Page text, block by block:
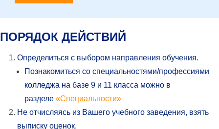
ПОРЯДОК ДЕЙСТВИЙ
Определиться с выбором направления обучения.
Познакомиться со специальностями/профессиями
колледжа на базе 9 и 11 класса можно в
разделе «Специальности»
Не отчисляясь из Вашего учебного заведения, взять
выписку оценок.